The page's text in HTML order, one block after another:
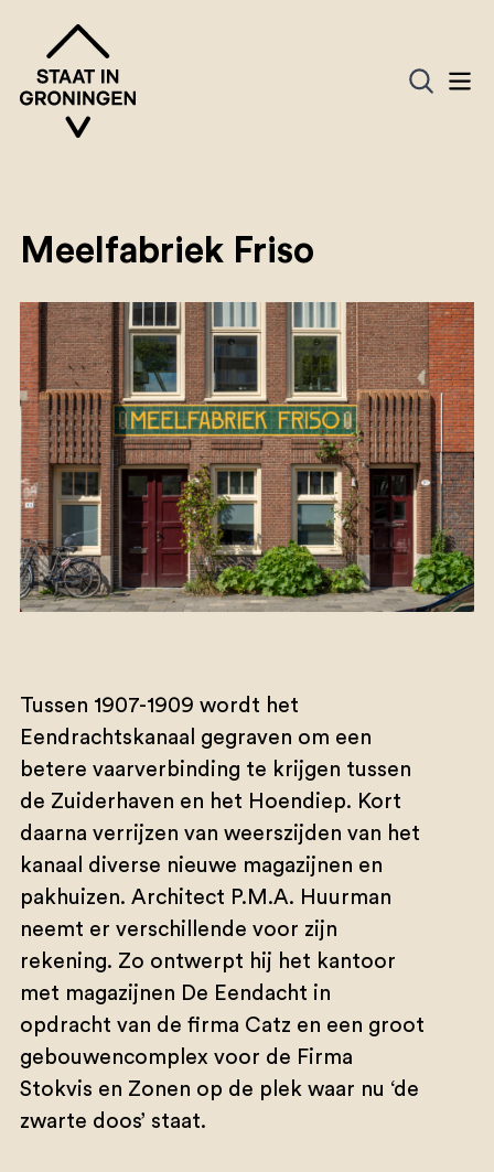
Meelfabriek Friso
Tussen 1907-1909 wordt het
Eendrachtskanaal gegraven om een
betere vaarverbinding te krijgen tussen
de Zuiderhaven en het Hoendiep. Kort
daarna verrijzen van weerszijden van het
kanaal diverse nieuwe magazijnen en
pakhuizen. Architect P.M.A. Huurman
neemt er verschillende voor zijn
rekening. Zo ontwerpt hij het kantoor
met magazijnen De Eendacht in
opdracht van de firma Catz en een groot
gebouwencomplex voor de Firma
Stokvis en Zonen op de plek waar nu ‘de
zwarte doos’ staat.